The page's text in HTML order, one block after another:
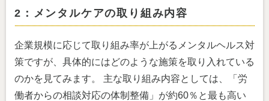
2：メンタルケアの取り組み内容
企業規模に応じて取り組み率が上がるメンタルヘルス対
策ですが、具体的にはどのような施策を取り入れている
のかを見てみます。 主な取り組み内容としては、「労
働者からの相談対応の体制整備」が約60％と最も高い